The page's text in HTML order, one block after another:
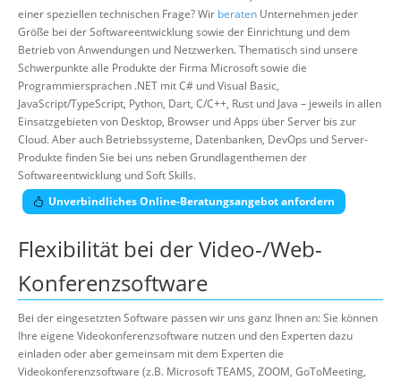
einer speziellen technischen Frage? Wir beraten Unternehmen jeder
Größe bei der Softwareentwicklung sowie der Einrichtung und dem
Betrieb von Anwendungen und Netzwerken. Thematisch sind unsere
Schwerpunkte alle Produkte der Firma Microsoft sowie die
Programmiersprachen .NET mit C# und Visual Basic,
JavaScript/TypeScript, Python, Dart, C/C++, Rust und Java – jeweils in allen
Einsatzgebieten von Desktop, Browser und Apps über Server bis zur
Cloud. Aber auch Betriebssysteme, Datenbanken, DevOps und Server-
Produkte finden Sie bei uns neben Grundlagenthemen der
Softwareentwicklung und Soft Skills.
Unverbindliches Online-Beratungsangebot anfordern
Flexibilität bei der Video-/Web-
Konferenzsoftware
Bei der eingesetzten Software passen wir uns ganz Ihnen an: Sie können
Ihre eigene Videokonferenzsoftware nutzen und den Experten dazu
einladen oder aber gemeinsam mit dem Experten die
Videokonferenzsoftware (z.B. Microsoft TEAMS, ZOOM, GoToMeeting,